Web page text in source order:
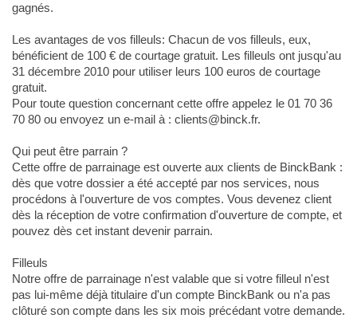
gagnés.
Les avantages de vos filleuls: Chacun de vos filleuls, eux,
bénéficient de 100 € de courtage gratuit. Les filleuls ont jusqu'au
31 décembre 2010 pour utiliser leurs 100 euros de courtage
gratuit.
Pour toute question concernant cette offre appelez le 01 70 36
70 80 ou envoyez un e-mail à : clients@binck.fr.
Qui peut être parrain ?
Cette offre de parrainage est ouverte aux clients de BinckBank :
dès que votre dossier a été accepté par nos services, nous
procédons à l'ouverture de vos comptes. Vous devenez client
dès la réception de votre confirmation d'ouverture de compte, et
pouvez dès cet instant devenir parrain.
Filleuls
Notre offre de parrainage n'est valable que si votre filleul n'est
pas lui-même déjà titulaire d'un compte BinckBank ou n'a pas
clôturé son compte dans les six mois précédant votre demande.